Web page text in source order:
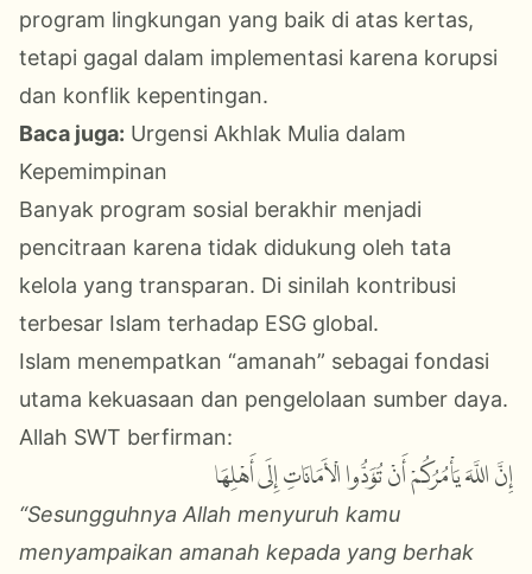
program lingkungan yang baik di atas kertas,
tetapi gagal dalam implementasi karena korupsi
dan konflik kepentingan.
Baca juga: Urgensi Akhlak Mulia dalam
Kepemimpinan
Banyak program sosial berakhir menjadi
pencitraan karena tidak didukung oleh tata
kelola yang transparan. Di sinilah kontribusi
terbesar Islam terhadap ESG global.
Islam menempatkan “amanah” sebagai fondasi
utama kekuasaan dan pengelolaan sumber daya.
Allah SWT berfirman:
إِنَّ اللَّهَ يَأْمُرُكُمْ أَنْ تُؤَدُّوا الْأَمَانَاتِ إِلَى أَهْلِهَا
“Sesungguhnya Allah menyuruh kamu
menyampaikan amanah kepada yang berhak